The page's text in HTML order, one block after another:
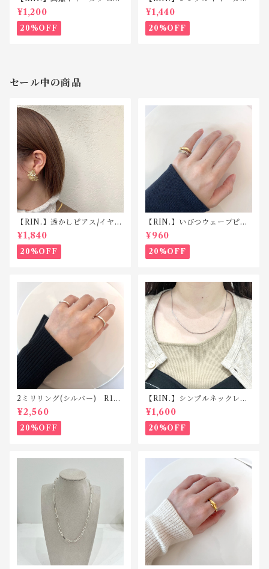
3
¥1,200
20%OFF
C042
¥1,440
20%OFF
セール中の商品
【RIN.】透かしピアス/イヤリ
ング TP008/TE008
¥1,840
20%OFF
【RIN.】いびつウェーブピン
キーリング R025
¥960
20%OFF
2ミリリング(シルバー) R118
silver925
¥2,560
20%OFF
【RIN.】シンプルネックレス
Ｎ001
¥1,600
20%OFF